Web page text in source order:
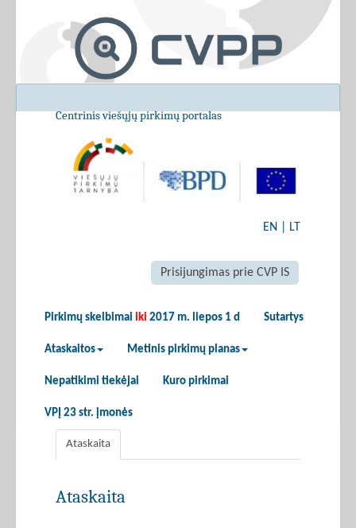
Centrinis viešųjų pirkimų portalas
EN LT
Prisijungimas prie CVP IS
Pirkimų skelbimai iki 2017 m. liepos 1 d Sutartys
Ataskaitos Metinis pirkimų planas
Nepatikimi tiekėjai Kuro pirkimai
VPĮ 23 str. įmonės
Ataskaita
Ataskaita